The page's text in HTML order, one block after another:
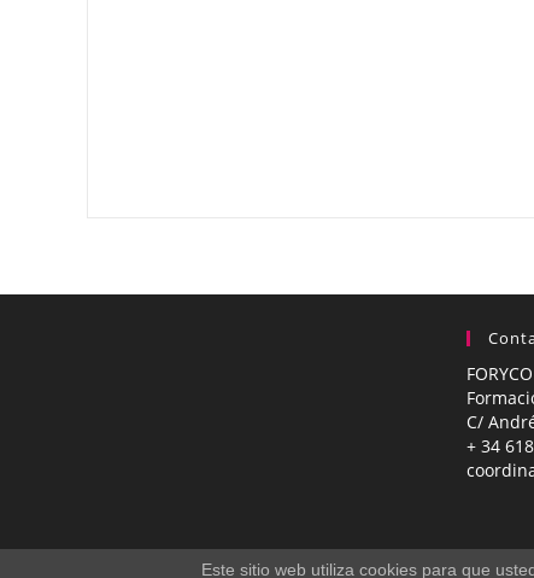
C/
+ 34
Este sitio web utiliza cookies para que